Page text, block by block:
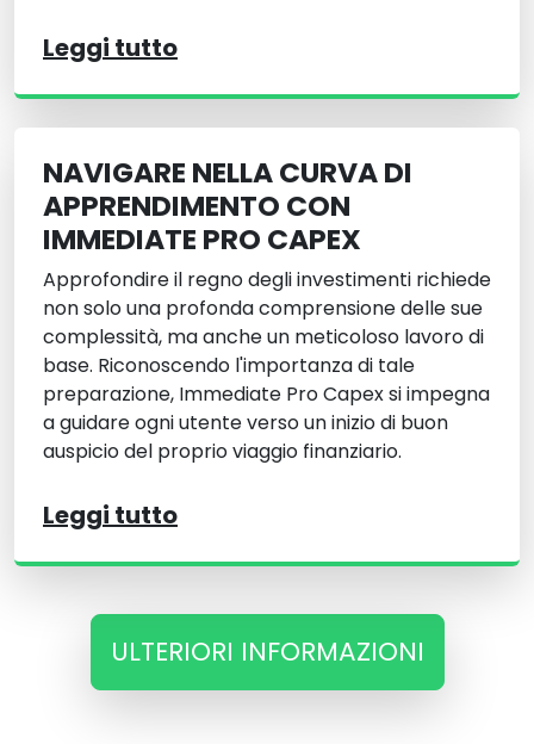
Leggi tutto
NAVIGARE NELLA CURVA DI
APPRENDIMENTO CON
IMMEDIATE PRO CAPEX
Approfondire il regno degli investimenti richiede
non solo una profonda comprensione delle sue
complessità, ma anche un meticoloso lavoro di
base. Riconoscendo l'importanza di tale
preparazione, Immediate Pro Capex si impegna
a guidare ogni utente verso un inizio di buon
auspicio del proprio viaggio finanziario.
Leggi tutto
ULTERIORI INFORMAZIONI